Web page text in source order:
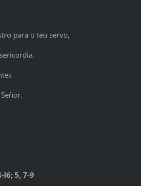
para o teu servo,
I6; 5, 7-9